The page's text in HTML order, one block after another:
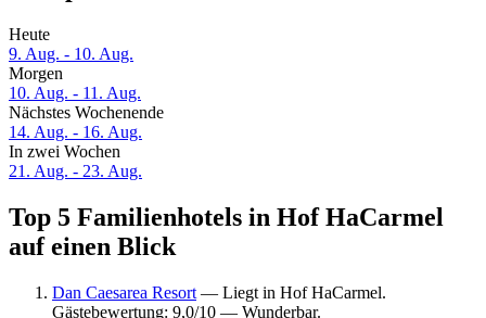
Heute
9. Aug. - 10. Aug.
Morgen
10. Aug. - 11. Aug.
Nächstes Wochenende
14. Aug. - 16. Aug.
In zwei Wochen
21. Aug. - 23. Aug.
Top 5 Familienhotels in Hof HaCarmel
auf einen Blick
Dan Caesarea Resort — Liegt in Hof HaCarmel.
Gästebewertung: 9,0/10 — Wunderbar.